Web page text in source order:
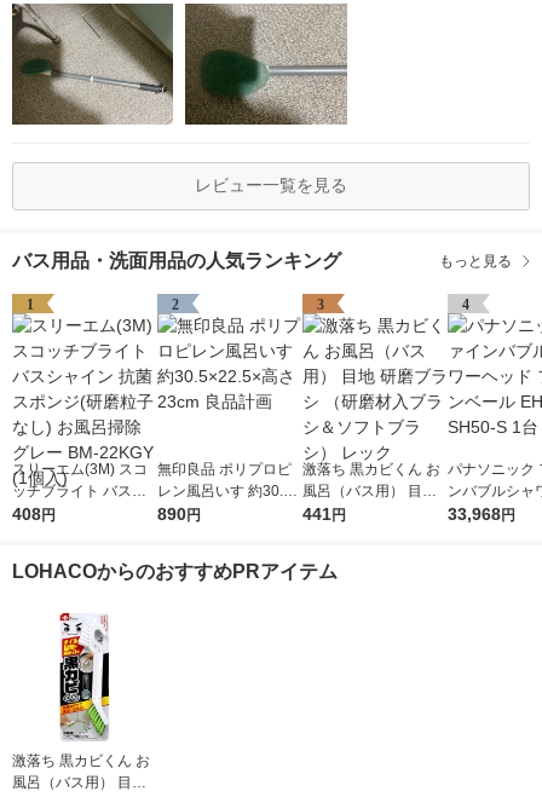
レビュー一覧を見る
バス用品・洗面用品の人気ランキング もっと見る
1
スリーエム(3M) スコ
ッチブライト バスシ
ャイン 抗菌スポンジ
Y (1個入)
408円
2
無印良品 ポリプロピ
レン風呂いす 約30.5×
22.5×高さ23cm 良品
890円
3
激落ち 黒カビくん お
風呂（バス用） 目地
研磨ブラシ （研磨材
441円
4
パナソニック
ンバブルシャ
ド ファイン
33,968円
LOHACOからのおすすめPRアイテム
激落ち 黒カビくん お
風呂（バス用） 目地